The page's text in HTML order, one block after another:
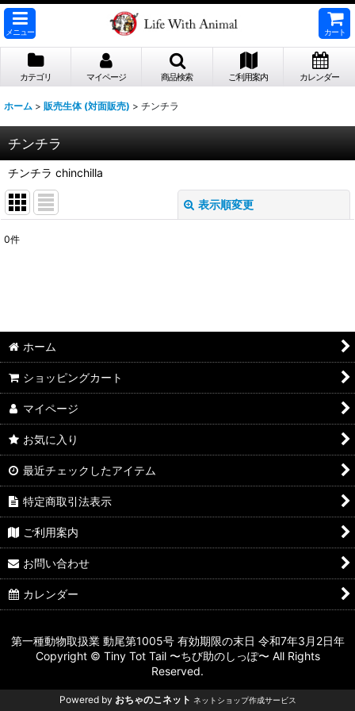
メニュー カート
カテゴリ マイページ 商品検索 ご利用案内 カレンダー
ホーム > 販売生体 (対面販売) > チンチラ
チンチラ
チンチラ chinchilla
表示順変更
絞り込む
0件
ホーム
ショッピングカート
マイページ
お気に入り
最近チェックしたアイテム
特定商取引法表示
ご利用案内
お問い合わせ
カレンダー
第一種動物取扱業 動尾第1005号 有効期限の末日 令和7年3月2日年
Copyright © Tiny Tot Tail 〜ちび助のしっぽ〜 All Rights
Reserved.
Powered by おちゃのこネット ネットショップ作成サービス